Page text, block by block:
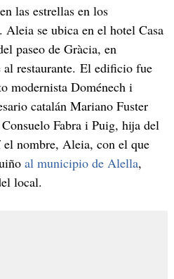
las estrellas en los
Aleia se ubica en el hotel Casa
paseo de Gràcia, en
restaurante. El edificio fue
modernista Doménech i
catalán Mariano Fuster
Fabra i Puig, hija del
nombre, Aleia, con el que
al municipio de Alella,
local.